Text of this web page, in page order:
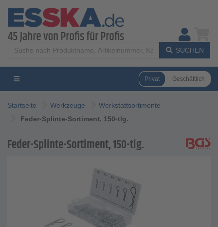
SUCHEN
Privat Geschäftlich
Startseite Werkzeuge
Werkstattsortimente
Feder-Splinte-Sortiment, 150-tlg.
Feder-Splinte-Sortiment, 150-tlg.